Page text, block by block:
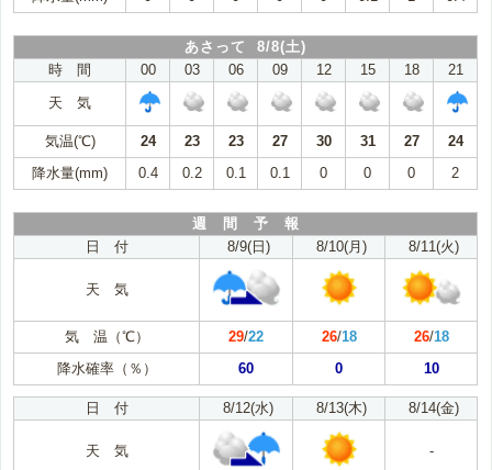
あさって 8/8(土)
時 間
00 03 06 09 12 15 18
21
天 気
気温(℃) 24 23 23 27 30 31 27
24
降水量(mm)
0.4 0.2 0.1 0.1 0 0 0 2
週 間 予 報
日 付
8/9(日) 8/10(月) 8/11(火)
天 気
気 温（℃） 29/22 26/18 26/18
降水確率（％）
60 0 10
日 付 8/12(水) 8/13(木) 8/14(金)
天 気 -